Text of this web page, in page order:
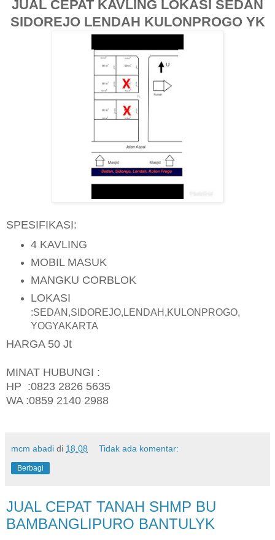
JUAL CEPAT KAVLING LOKASI SEDAN
SIDOREJO LENDAH KULONPROGO YK
SPESIFIKASI:
4 KAVLING
MOBIL MASUK
MANGKU CORBLOK
LOKASI
:SEDAN,SIDOREJO,LENDAH,KULONPROGO,
YOGYAKARTA
HARGA 50 Jt
MINAT HUBUNGI :
HP :0823 2826 5635
WA :0859 2140 2988
mcm abadi di 18.08 Tidak ada komentar:
Berbagi
JUAL CEPAT TANAH SHMP BU
BAMBANGLIPURO BANTULYK